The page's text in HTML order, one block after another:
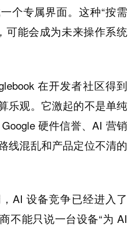
个专属界面。这种“按需
可能会成为未来操作系统
在开发者社区得到
乐观。它激起的不是单纯
硬件信誉、AI 营销
线混乱和产品定位不清的
AI 设备竞争已经进入了
不能只说一台设备“为 AI